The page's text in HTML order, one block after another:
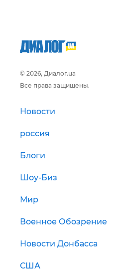
© 2026, Диалог.ua
Все права защищены.
Новости
россия
Блоги
Шоу-Биз
Мир
Военное Обозрение
Новости Донбасса
США